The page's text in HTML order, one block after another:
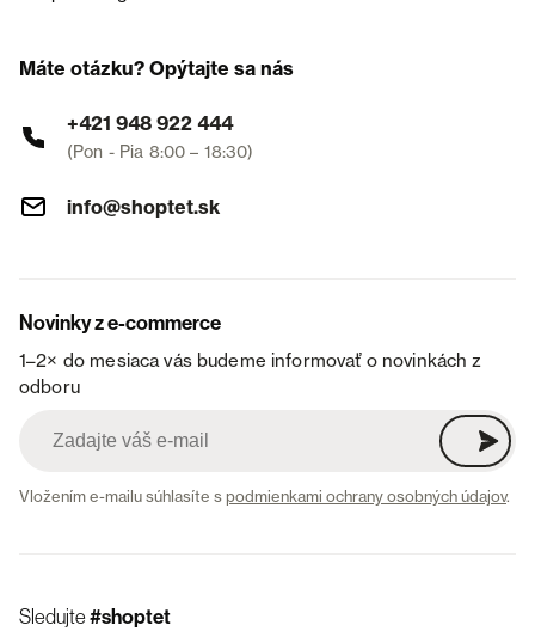
Máte otázku? Opýtajte sa nás
+421 948 922 444
(Pon - Pia 8:00 – 18:30)
info@shoptet.sk
Novinky z e-commerce
1–2× do mesiaca vás budeme informovať o novinkách z
odboru
Vložením e-mailu súhlasíte spodmienkami ochrany osobných údajov.
Sledujte#shoptet